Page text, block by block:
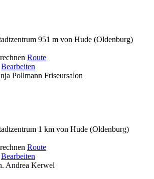
951 m von Hude (Oldenburg)
Route
Bearbeiten
Pollmann Friseursalon
1 km von Hude (Oldenburg)
Route
Bearbeiten
Andrea Kerwel